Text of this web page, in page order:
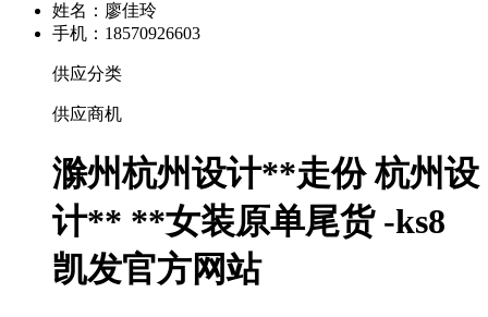
姓名：廖佳玲
手机：18570926603
供应分类
供应商机
滁州杭州设计**走份 杭州设
计** **女装原单尾货 -ks8
凯发官方网站